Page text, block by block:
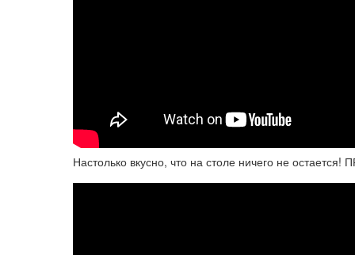
Настолько вкусно, что на столе ничего не